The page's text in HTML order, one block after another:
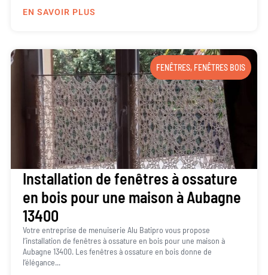
EN SAVOIR PLUS
FENÊTRES, FENÊTRES BOIS
Installation de fenêtres à ossature
en bois pour une maison à Aubagne
13400
Votre entreprise de menuiserie Alu Batipro vous propose
l’installation de fenêtres à ossature en bois pour une maison à
Aubagne 13400. Les fenêtres à ossature en bois donne de
l’élégance...